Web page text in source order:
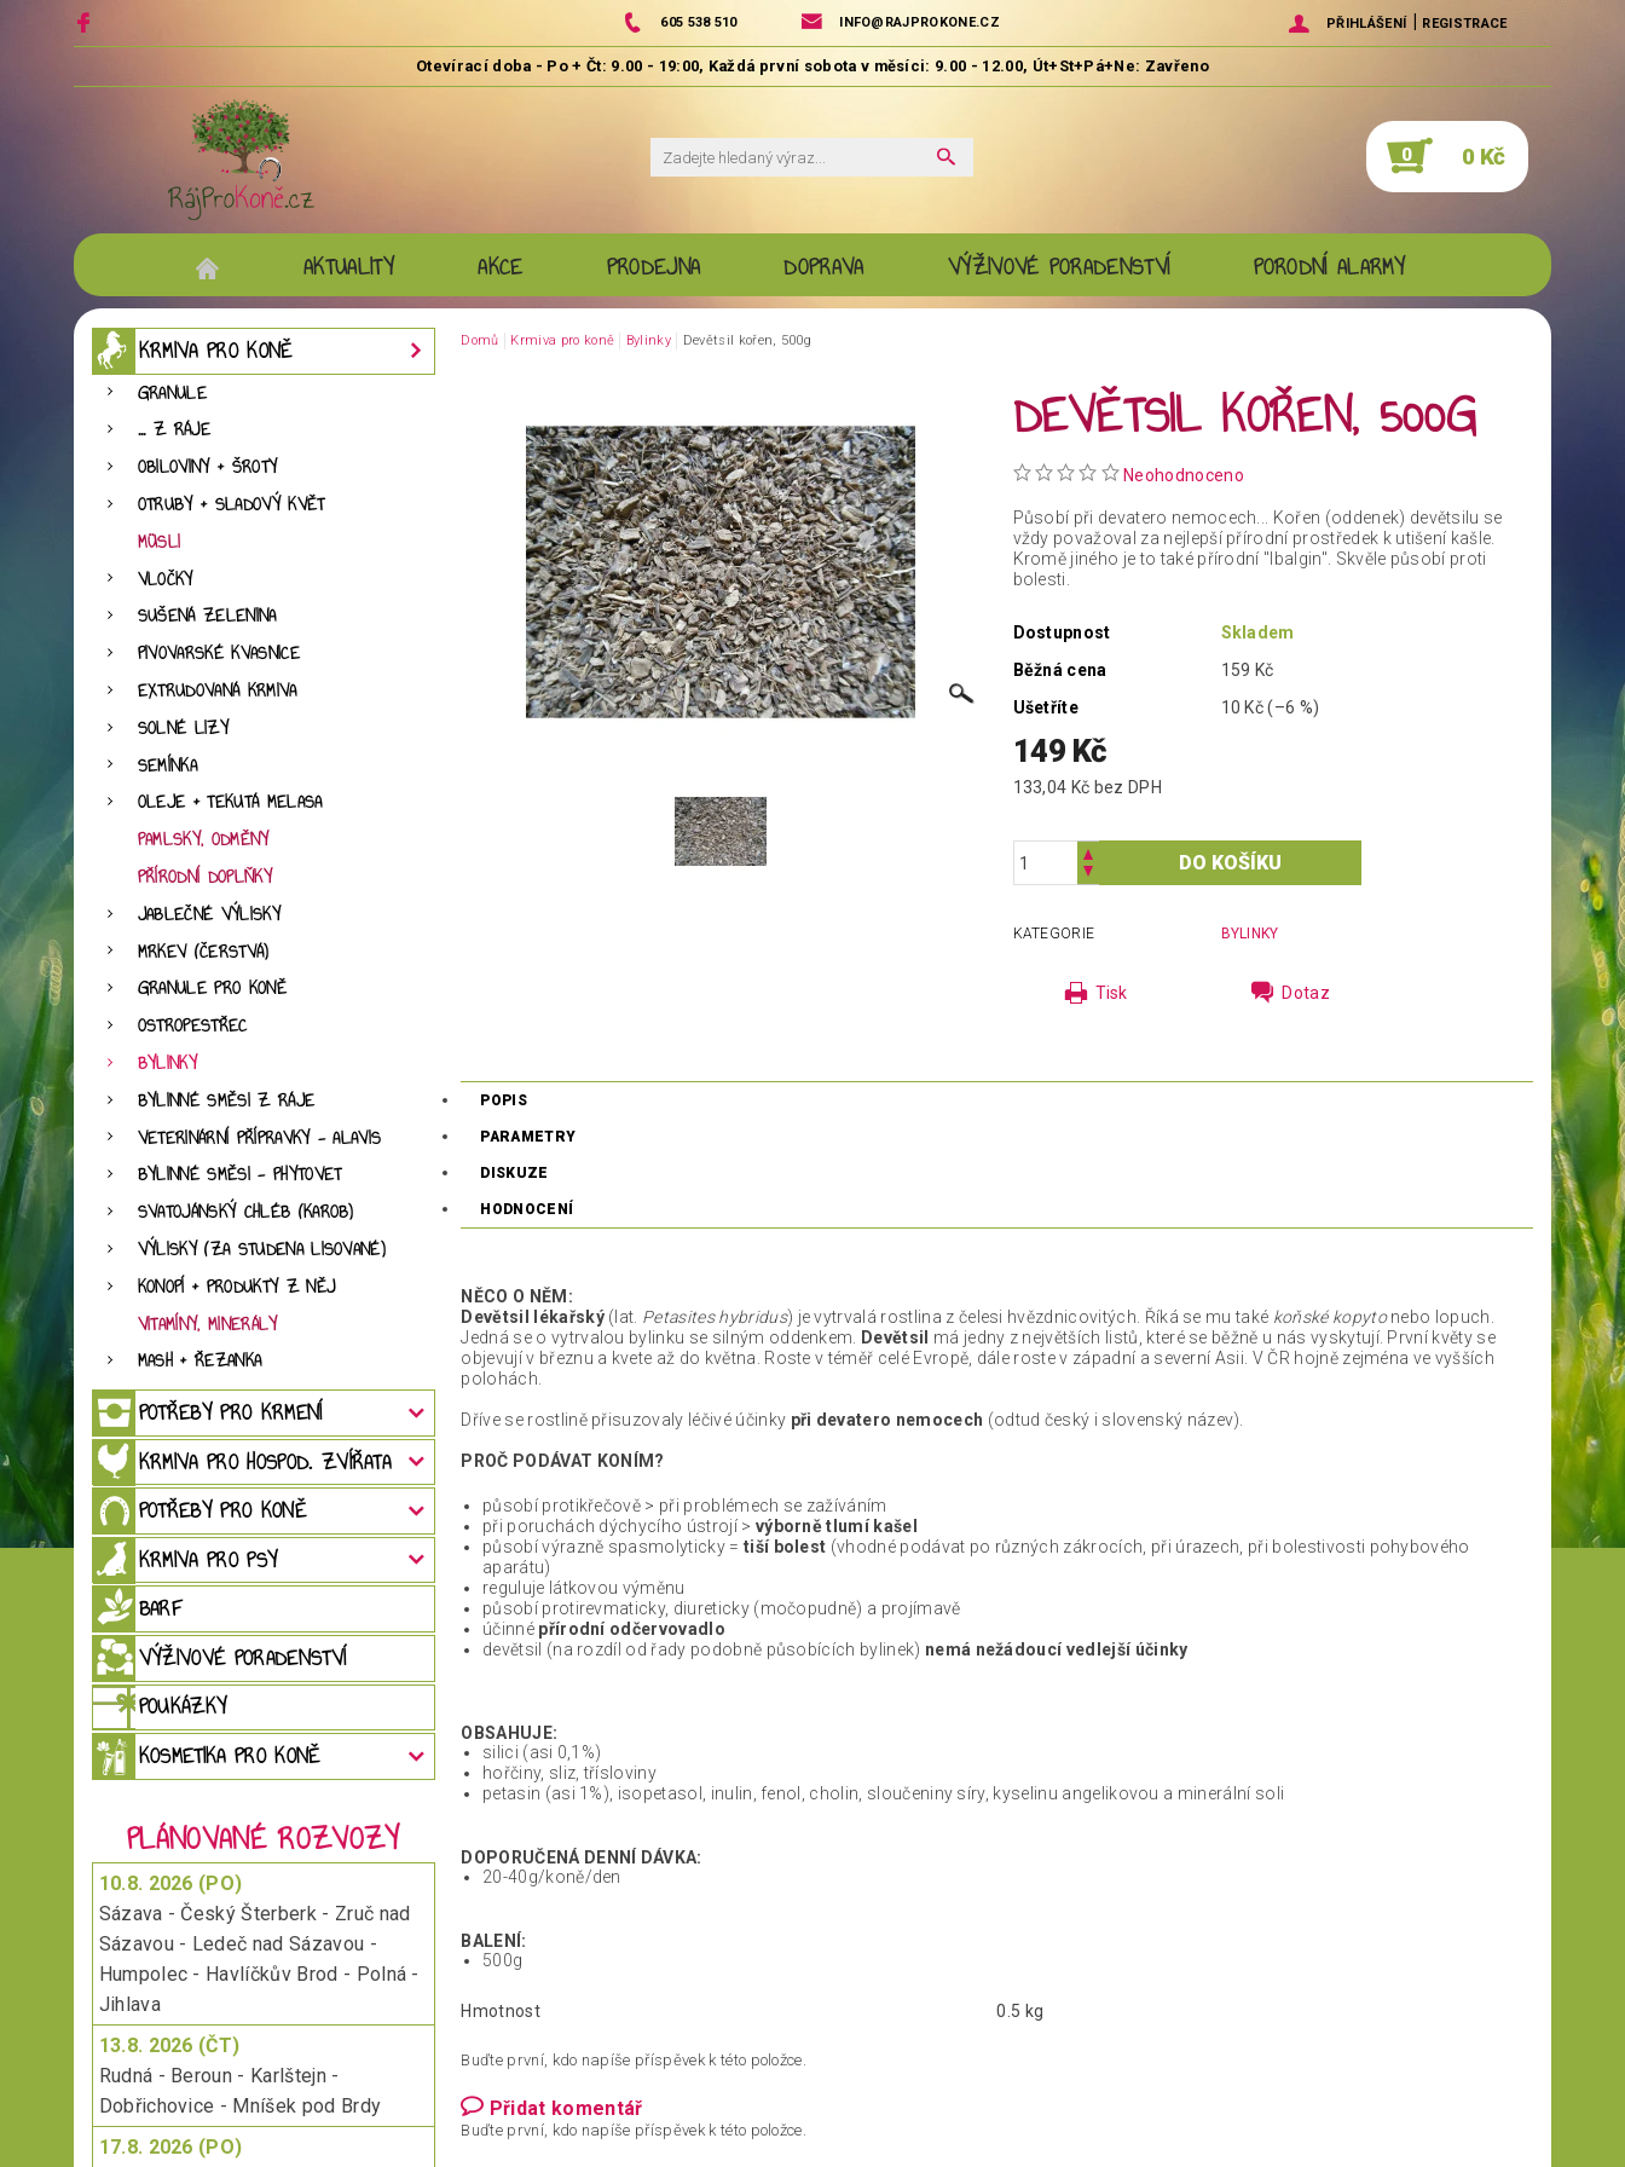
605 538 510 INFO@RAJPROKONE.CZ PŘIHLÁŠENÍ | REGISTRACE
0 0 Kč
AKTUALITY AKCE PRODEJNA DOPRAVA VÝŽIVOVÉ PORADENSTVÍ PORODNÍ ALARMY
KRMIVA PRO KONĚ
GRANULE
... Z RÁJE
OBILOVINY + ŠROTY
OTRUBY + SLADOVÝ KVĚT
MÜSLI
VLOČKY
SUŠENÁ ZELENINA
PIVOVARSKÉ KVASNICE
EXTRUDOVANÁ KRMIVA
SOLNÉ LIZY
SEMÍNKA
OLEJE + TEKUTÁ MELASA
PAMLSKY, ODMĚNY
PŘÍRODNÍ DOPLŇKY
JABLEČNÉ VÝLISKY
MRKEV (ČERSTVÁ)
GRANULE PRO KONĚ
OSTROPESTŘEC
BYLINKY
BYLINNÉ SMĚSI Z RÁJE
VETERINÁRNÍ PŘÍPRAVKY - ALAVIS
BYLINNÉ SMĚSI - PHYTOVET
SVATOJÁNSKÝ CHLÉB (KAROB)
VÝLISKY (ZA STUDENA LISOVANÉ)
KONOPÍ + PRODUKTY Z NĚJ
VITAMÍNY, MINERÁLY
MASH + ŘEZANKA
POTŘEBY PRO KRMENÍ
KRMIVA PRO HOSPOD. ZVÍŘATA
POTŘEBY PRO KONĚ
KRMIVA PRO PSY
BARF
VÝŽIVOVÉ PORADENSTVÍ
POUKÁZKY
KOSMETIKA PRO KONĚ
PLÁNOVANÉ ROZVOZY
10.8. 2026 (PO)
Sázava - Český Šterberk - Zruč nad
Sázavou - Ledeč nad Sázavou -
Humpolec - Havlíčkův Brod - Polná -
Jihlava
13.8. 2026 (ČT)
Rudná - Beroun - Karlštejn -
Dobřichovice - Mníšek pod Brdy
17.8. 2026 (PO)
Domů Krmiva pro koně Bylinky Devětsil kořen, 500g
DEVĚTSIL KOŘEN, 500G
Neohodnoceno
Působí při devatero nemocech... Kořen (oddenek) devětsilu se
vždy považoval za nejlepší přírodní prostředek k utišení kašle.
Kromě jiného je to také přírodní "Ibalgin". Skvěle působí proti
bolesti.
Dostupnost
Skladem
Běžná cena
159 Kč
Ušetříte
10 Kč(–6 %)
149 Kč
133,04 Kč bez DPH
KATEGORIE BYLINKY
Tisk Dotaz
POPIS
PARAMETRY
DISKUZE
HODNOCENÍ
NĚCO O NĚM:
Devětsil lékařský(lat. Petasites hybridus) je vytrvalá rostlina z čelesi hvězdnicovitých. Říká se mu také koňské kopytonebo lopuch.
Jedná se o vytrvalou bylinku se silným oddenkem.
Devětsil
má jedny z největších listů, které se běžně u nás vyskytují. První květy se
objevují v březnu a kvete až do května. Roste v téměř celé Evropě, dále roste v západní a severní Asii. V ČR hojně zejména ve vyšších
polohách.
Dříve se rostlině přisuzovaly léčivé účinky při devatero nemocech (odtud český i slovenský název).
PROČ PODÁVAT KONÍM?
působí protikřečově > při problémech se zažíváním
při poruchách dýchycího ústrojí > výborně tlumí kašel
působí výrazně spasmolyticky = tiší bolest (vhodné podávat po různých zákrocích, při úrazech, při bolestivosti pohybového
aparátu)
reguluje látkovou výměnu
působí protirevmaticky, diureticky (močopudně) a projímavě
účinné přírodní odčervovadlo
devětsil (na rozdíl od řady podobně působících bylinek) nemá nežádoucí vedlejší účinky
OBSAHUJE:
silici (asi 0,1%)
hořčiny, sliz, třísloviny
petasin (asi 1%), isopetasol, inulin, fenol, cholin, sloučeniny síry, kyselinu angelikovou a minerální soli
DOPORUČENÁ DENNÍ DÁVKA:
20-40g/koně/den
BALENÍ:
500g
Hmotnost 0.5 kg
Buďte první, kdo napíše příspěvek k této položce.
Přidat komentář
Buďte první, kdo napíše příspěvek k této položce.